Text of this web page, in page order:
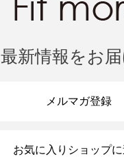
最新情報をお届
メルマガ登録
お気に入りショップ